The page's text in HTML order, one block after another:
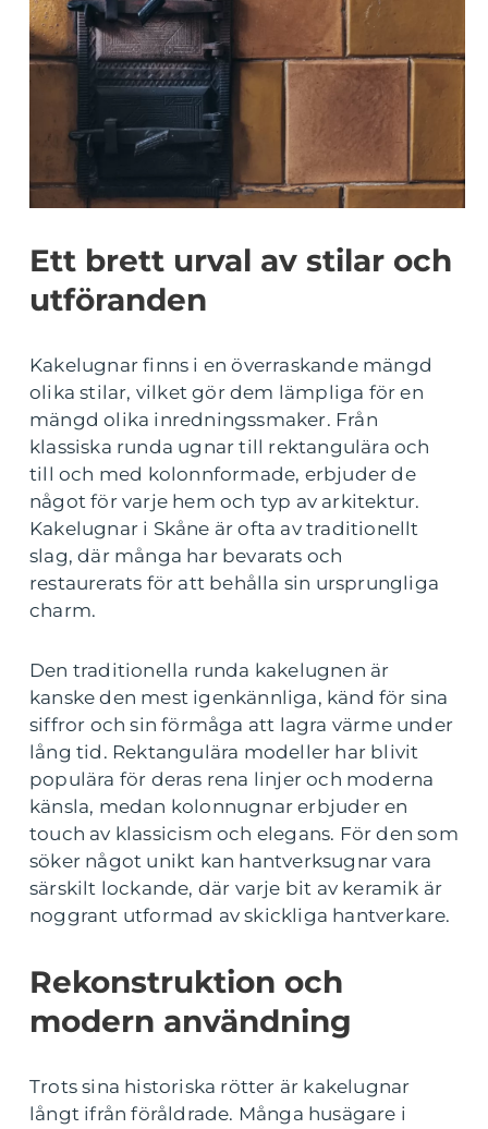
Ett brett urval av stilar och
utföranden
Kakelugnar finns i en överraskande mängd
olika stilar, vilket gör dem lämpliga för en
mängd olika inredningssmaker. Från
klassiska runda ugnar till rektangulära och
till och med kolonnformade, erbjuder de
något för varje hem och typ av arkitektur.
Kakelugnar i Skåne är ofta av traditionellt
slag, där många har bevarats och
restaurerats för att behålla sin ursprungliga
charm.
Den traditionella runda kakelugnen är
kanske den mest igenkännliga, känd för sina
siffror och sin förmåga att lagra värme under
lång tid. Rektangulära modeller har blivit
populära för deras rena linjer och moderna
känsla, medan kolonnugnar erbjuder en
touch av klassicism och elegans. För den som
söker något unikt kan hantverksugnar vara
särskilt lockande, där varje bit av keramik är
noggrant utformad av skickliga hantverkare.
Rekonstruktion och
modern användning
Trots sina historiska rötter är kakelugnar
långt ifrån föråldrade. Många husägare i